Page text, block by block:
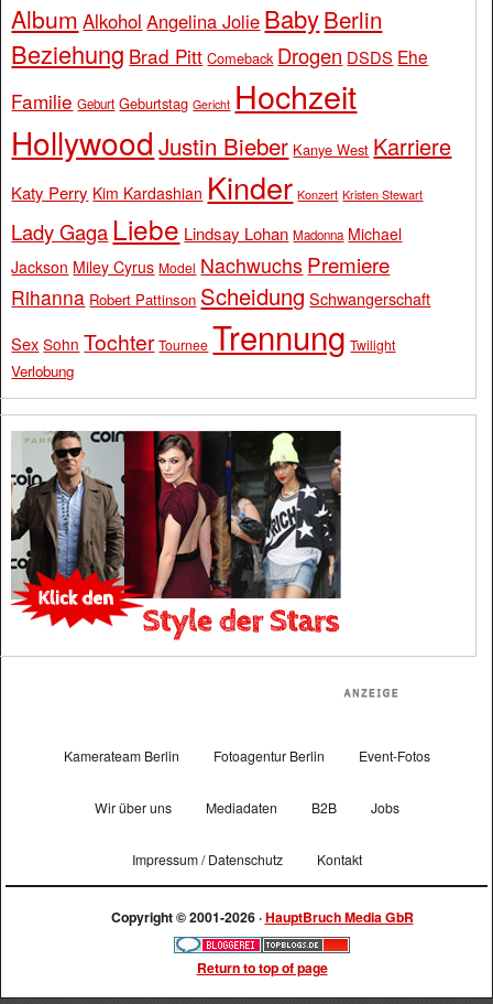
Album Alkohol Angelina Jolie BabyBerlin
Beziehung Brad Pitt Comeback Drogen DSDS Ehe
Familie Geburt Geburtstag Gericht Hochzeit
Hollywood Justin Bieber Kanye West Karriere
Katy Perry Kim Kardashian Kinder Konzert Kristen Stewart
Lady Gaga Liebe Lindsay Lohan Madonna Michael
Jackson Miley Cyrus Model Nachwuchs Premiere
Rihanna Robert Pattinson Scheidung Schwangerschaft
Sex Sohn Tochter Tournee Trennung Twilight
Verlobung
Kamerateam Berlin Fotoagentur Berlin Event-Fotos
Wir über uns Mediadaten B2B Jobs
Impressum / Datenschutz Kontakt
Copyright © 2001-2026 ·HauptBruch Media GbR
Return to top of page